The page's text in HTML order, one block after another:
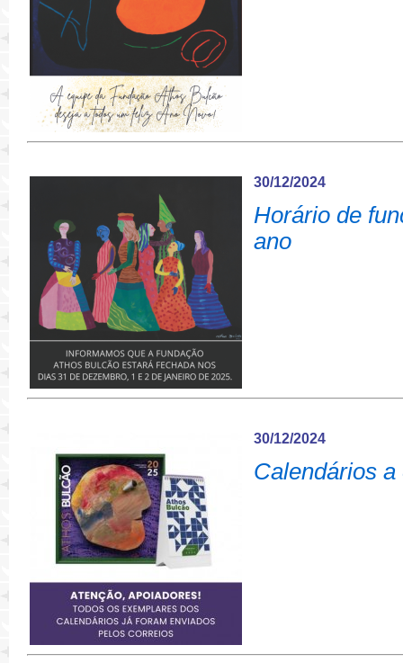
30/12/2024
Horário de
ano
30/12/2024
Calendários a